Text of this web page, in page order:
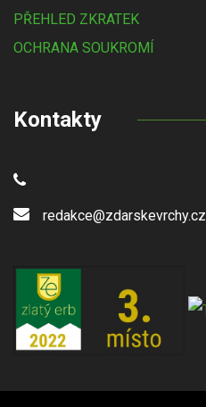
PŘEHLED ZKRATEK
OCHRANA SOUKROMÍ
Kontakty
redakce@zdarskevrchy.cz